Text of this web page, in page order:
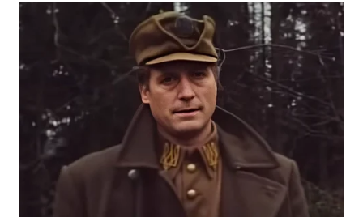
JURNAL
MARITIM
HUMBANG
GARONGGANG
NEWS